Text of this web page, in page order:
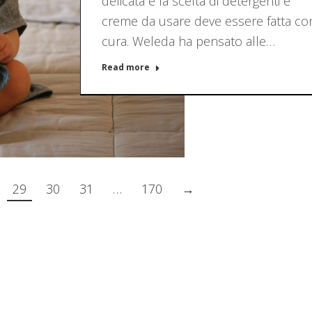
creme da usare deve essere fatta
cura. Weleda ha pensato alle…
Read more
29 30 31 … 170 →